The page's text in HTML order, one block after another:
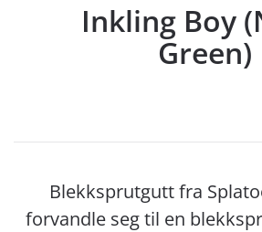
Inkling Boy
Green)
Blekksprutgutt fra
forvandle seg til en